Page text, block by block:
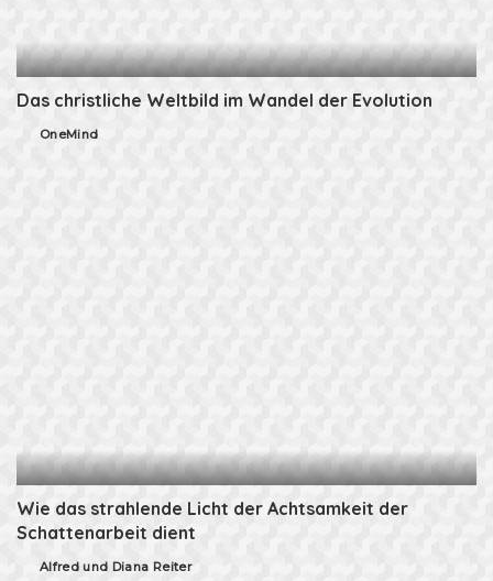
Das christliche Weltbild im Wandel der Evolution
PostedOneMind
Wie das strahlende Licht der Achtsamkeit der
Schattenarbeit dient
PostedAlfred und Diana Reiter